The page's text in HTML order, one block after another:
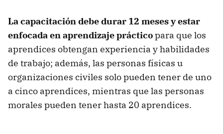
La capacitación debe durar 12 meses y estar
enfocada en aprendizaje prácticopara que los
aprendices obtengan experiencia y habilidades
de trabajo; además, las personas físicas u
organizaciones civiles solo pueden tener de uno
a cinco aprendices, mientras que las personas
morales pueden tener hasta 20 aprendices.